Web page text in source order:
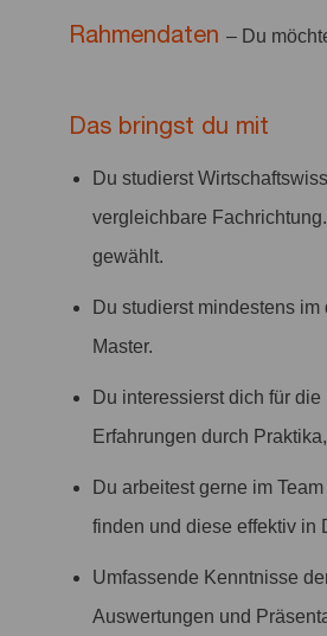
Rahmendaten – Du
Das bringst du mit
Du studierst
vergleichbare
gewählt.
Du studierst mindestens
Master.
Du interessierst dich für
Erfahrungen durch
Du arbeitest gerne im
finden und diese effektiv in
Umfassende Kenntnisse
Auswertungen und